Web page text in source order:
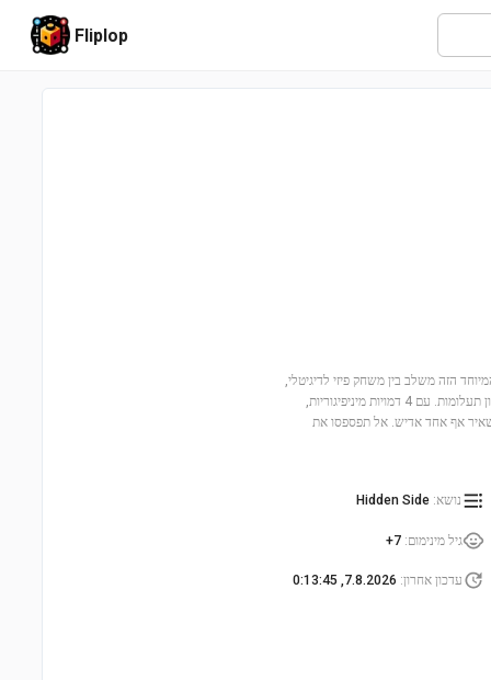
Fliplop
הסט המיוחד הזה משלב בין משחק פיזי לדיגיטלי,
ומזמין את הילדים לצאת למסע מרגש של חיפוש רוחות, קרב עם רוח הבוס ליידי אי ופתרון תעלומות. עם 4 דמויות מיניפיגוריות,
תשאיר אף אחד אדיש. אל תפספסו את
נושא:
Hidden Side
גיל מינימום:
7+
עדכון אחרון:
7.8.2026, 0:13:45